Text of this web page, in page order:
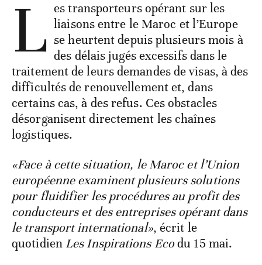
L es transporteurs opérant sur les
liaisons entre le Maroc et l’Europe
se heurtent depuis plusieurs mois à
des délais jugés excessifs dans le
traitement de leurs demandes de visas, à des
difficultés de renouvellement et, dans
certains cas, à des refus. Ces obstacles
désorganisent directement les chaînes
logistiques.
«Face à cette situation, le Maroc et l’Union
européenne examinent plusieurs solutions
pour fluidifier les procédures au profit des
conducteurs et des entreprises opérant dans
le transport international», écrit le
quotidien Les Inspirations Ecodu 15 mai.